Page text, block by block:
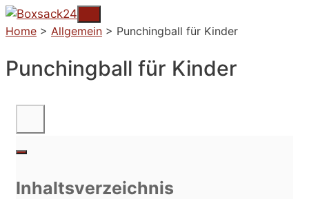
Zum
Inhalt
Menü
Home > Allgemein > Punchingball für Kinder
Punchingball für Kinder
Inhaltsverzeichnis